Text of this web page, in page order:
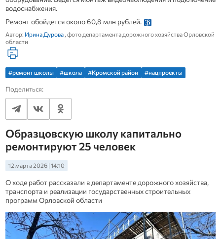
водоснабжения.
Ремонт обойдется около 60,8 млн рублей.
Автор: Ирина Дурова, фото департамента дорожного хозяйства Орловской
области
#ремонт школы #школа #Кромской район #нацпроекты
Поделиться:
Образцовскую школу капитально
ремонтируют 25 человек
12 марта 2026 | 14:10
О ходе работ рассказали в департаменте дорожного хозяйства,
транспорта и реализации государственных строительных
программ Орловской области